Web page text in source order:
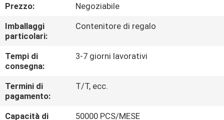
NOTIZIE
CASI
RICHIEDA
UNA
Prezzo:
Negoziabile
Imballaggi
particolari:
Contenitore di regalo
Tempi di
consegna:
3-7 giorni lavorativi
Termini di
pagamento:
T/T, ecc.
Capacità di
50000 PCS/MESE